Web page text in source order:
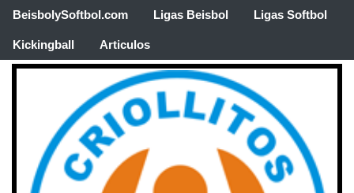
BeisbolySoftbol.com Ligas Beisbol Ligas Softbol
Kickingball Articulos